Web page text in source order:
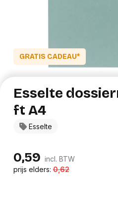
GRATIS CADEAU*
Esselte
Esselte
ft A4
0,59 incl. BTW
prijs elders:0,62